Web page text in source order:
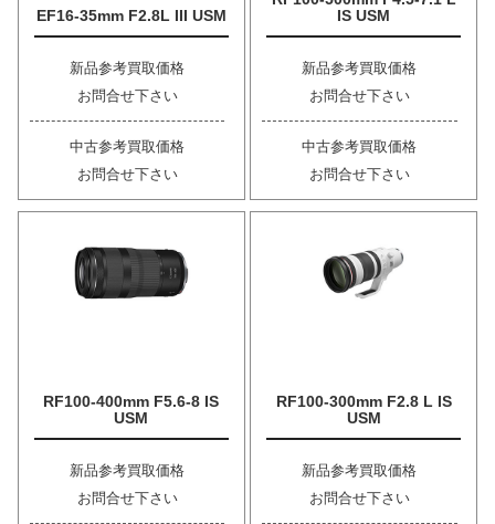
EF16-35mm F2.8L III USM
新品参考買取価格
お問合せ下さい
中古参考買取価格
お問合せ下さい
IS USM
新品参考買取価格
お問合せ下さい
中古参考買取価格
お問合せ下さい
RF100-400mm F5.6-8 IS
USM
新品参考買取価格
お問合せ下さい
RF100-300mm F2.8 L IS
USM
新品参考買取価格
お問合せ下さい